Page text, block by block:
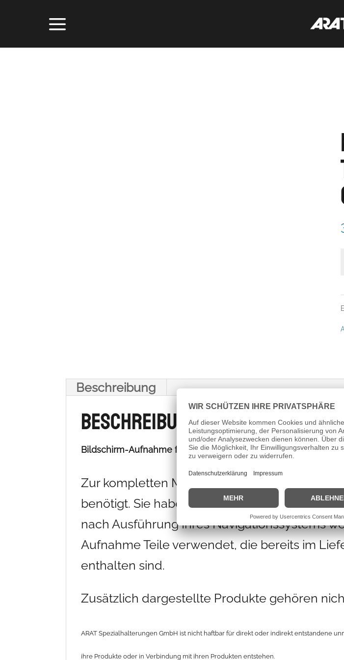
Beschreibung
Beschreibung
Bildschirm-Aufnahme für Topicon Monitor mit Cradle
Zur kompletten Montage wird zusätzlich eine
benötigt. Sie haben die Möglichkeit, beide
nach Ausführung Ihres Navigationssystems
Aufnahme Teile verwendet, die bereits im
enthalten sind.
Zusätzlich dargestellte Produkte gehören
ARAT Spezialhalterungen GmbH ist nicht haftbar für direkt oder indirekt entstandene
ihre Produkte oder in Verbindung mit ihren Produkten entstehen.